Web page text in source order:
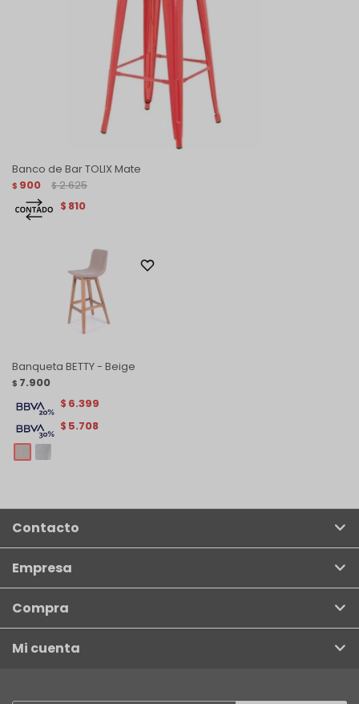
Banco de Bar TOLIX Mate
$ 900 $ 2.625
$ 810
Banqueta BETTY - Beige
$ 7.900
$ 5.708
$ 6.399
Contacto
Empresa
Compra
Mi cuenta